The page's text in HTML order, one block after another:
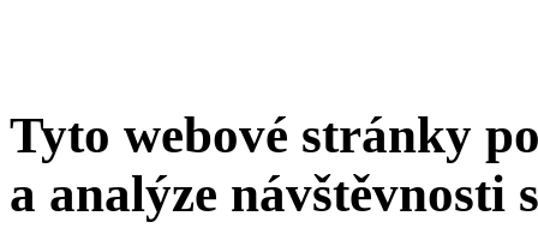
Tyto webové stránky
a analýze návštěvnosti